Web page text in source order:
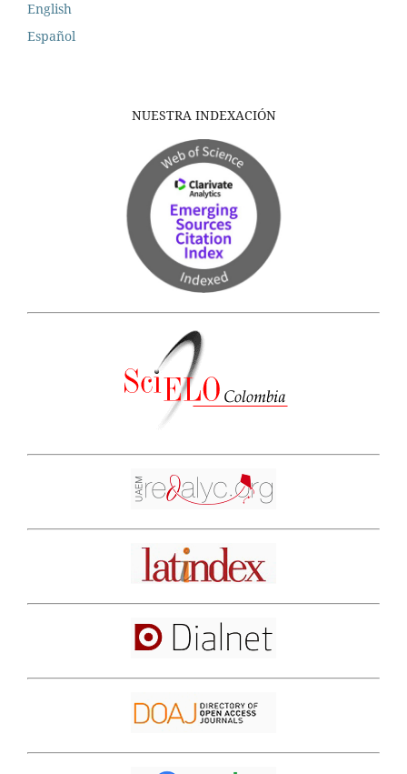
English
Español
NUESTRA INDEXACIÓN